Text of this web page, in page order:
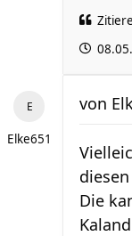
Elke651
von
Die